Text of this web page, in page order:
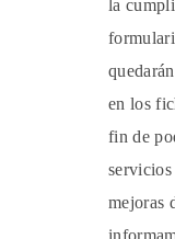
la
en los
fin de
mejoras